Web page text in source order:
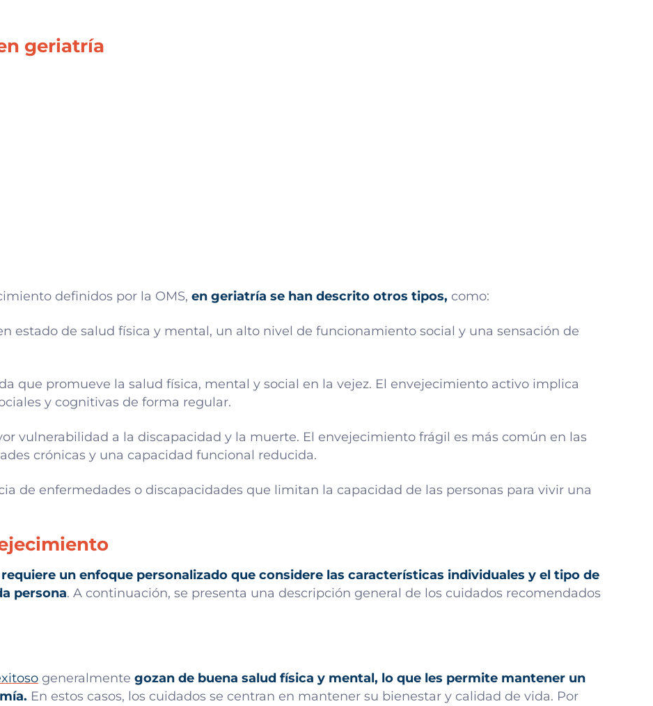
geriatría
definidos por la OMS, en geriatría se han descrito otros tipos, como:
estado de salud física y mental, un alto nivel de funcionamiento social y una sensación de
que promueve la salud física, mental y social en la vejez. El envejecimiento activo implica
y cognitivas de forma regular.
vulnerabilidad a la discapacidad y la muerte. El envejecimiento frágil es más común en las
crónicas y una capacidad funcional reducida.
de enfermedades o discapacidades que limitan la capacidad de las personas para vivir una
requiere un enfoque personalizado que considere las características individuales y el tipo de
persona. A continuación, se presenta una descripción general de los cuidados recomendados
generalmente gozan de buena salud física y mental, lo que les permite mantener un
En estos casos, los cuidados se centran en mantener su bienestar y calidad de vida. Por